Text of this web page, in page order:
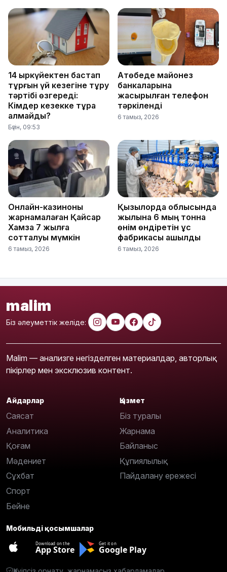
14 қыркүйектен бастап
тұрғын үй кезегіне тұру
тәртібі өзгереді:
Кімдер кезекке тұра
алмайды?
Бүгін, 09:53
Ақтөбеде майонез
банкаларына
жасырылған телефон
тәркіленді
6 тамыз, 2026
Онлайн-казиноны
жарнамалаған Қайсар
Хамза 7 жылға
сотталуы мүмкін
6 тамыз, 2026
Қызылорда облысында
жылына 6 мың тонна
өнім өндіретін құс
фабрикасы ашылды
6 тамыз, 2026
malim
Біз әлеуметтік желіде:
Malim — анализге негізделген материалдар, авторлық
пікірлер мен эксклюзив контент.
Айдарлар
Саясат
Аналитика
Қоғам
Мәдениет
Сұхбат
Спорт
Бейне
Қызмет
Біз туралы
Жарнама
Байланыс
Құпиялылық
Пайдалану ережесі
Мобильді қосымшалар
Download on the
App Store
Get it on
Google Play